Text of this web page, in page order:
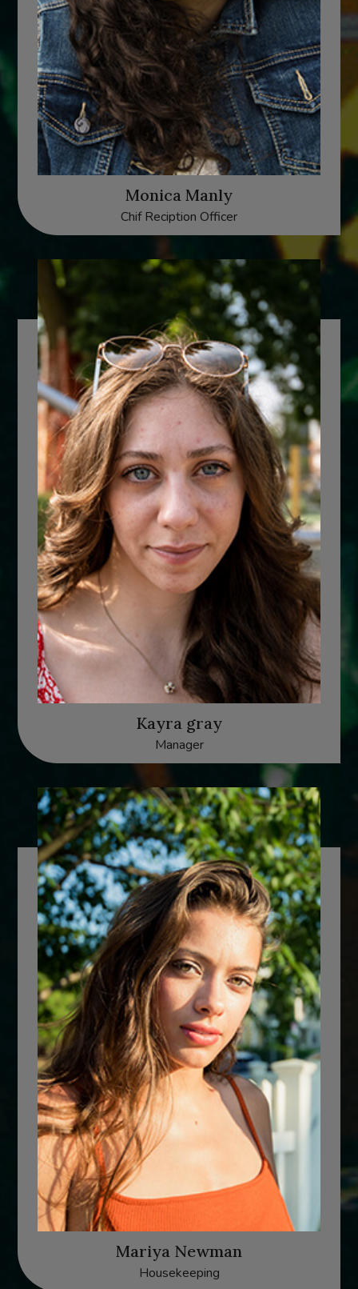
Monica Manly
Chif Reciption Officer
Kayra gray
Manager
Mariya Newman
Housekeeping